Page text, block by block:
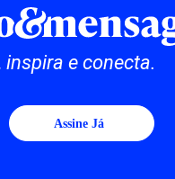
e conecta.
Assine Já